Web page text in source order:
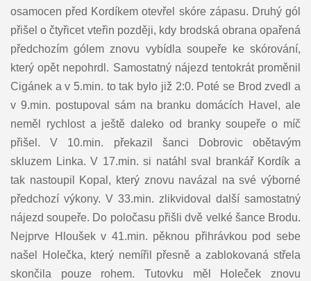
osamocen před Kordíkem otevřel skóre zápasu. Druhý gól
přišel o čtyřicet vteřin později, kdy brodská obrana opařená
předchozím gólem znovu vybídla soupeře ke skórování,
který opět nepohrdl. Samostatný nájezd tentokrát proměnil
Cigánek a v 5.min. to tak bylo již 2:0. Poté se Brod zvedl a
v 9.min. postupoval sám na branku domácích Havel, ale
neměl rychlost a ještě daleko od branky soupeře o míč
přišel. V 10.min. překazil šanci Dobrovic obětavým
skluzem Linka. V 17.min. si natáhl sval brankář Kordík a
tak nastoupil Kopal, který znovu navázal na své výborné
předchozí výkony. V 33.min. zlikvidoval další samostatný
nájezd soupeře. Do poločasu přišli dvě velké šance Brodu.
Nejprve Hloušek v 41.min. pěknou přihrávkou pod sebe
našel Holečka, který nemířil přesně a zablokovaná střela
skončila pouze rohem. Tutovku měl Holeček znovu